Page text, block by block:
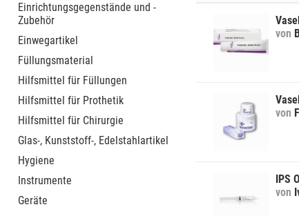
Einrichtungsgegenstände und -
Zubehör
Einwegartikel
Füllungsmaterial
Hilfsmittel für Füllungen
Hilfsmittel für Prothetik
Hilfsmittel für Chirurgie
Glas-, Kunststoff-, Edelstahlartikel
Hygiene
Instrumente
Geräte
von
von
IPS
von